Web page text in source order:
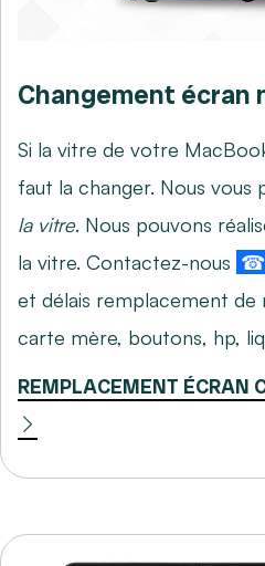
Changement écran
Si la vitre de votre
faut la changer. Nous vous
la vitre. Nous pouvons
la vitre. Contactez-nous ☎
et délais remplacement de
carte mère, boutons, hp,
REMPLACEMENT ÉCRAN